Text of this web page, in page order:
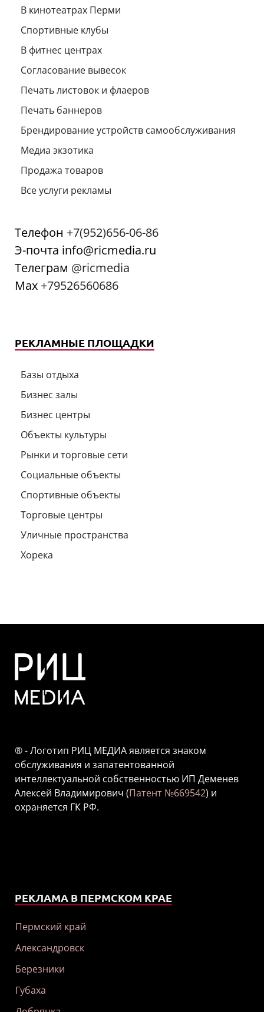
В кинотеатрах Перми
Спортивные клубы
В фитнес центрах
Согласование вывесок
Печать листовок и флаеров
Печать баннеров
Брендирование устройств самообслуживания
Медиа экзотика
Продажа товаров
Все услуги рекламы
Телефон +7(952)656-06-86
Э-почта info@ricmedia.ru
Телеграм @ricmedia
Мах +79526560686
РЕКЛАМНЫЕ ПЛОЩАДКИ
Базы отдыха
Бизнес залы
Бизнес центры
Объекты культуры
Рынки и торговые сети
Социальные объекты
Спортивные объекты
Торговые центры
Уличные пространства
Хорека
® - Логотип РИЦ МЕДИА является знаком
обслуживания и запатентованной
интеллектуальной собственностью ИП Деменев
Алексей Владимирович (Патент №669542) и
охраняется ГК РФ.
РЕКЛАМА В ПЕРМСКОМ КРАЕ
Пермский край
Александровск
Березники
Губаха